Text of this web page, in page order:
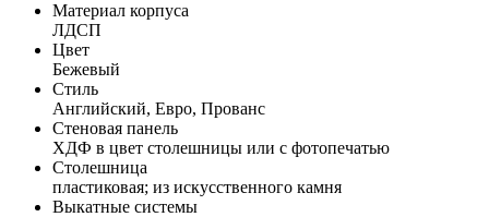
Материал корпуса
ЛДСП
Цвет
Бежевый
Стиль
Английский, Евро, Прованс
Стеновая панель
ХДФ в цвет столешницы или с фотопечатью
Столешница
пластиковая; из искусственного камня
Выкатные системы